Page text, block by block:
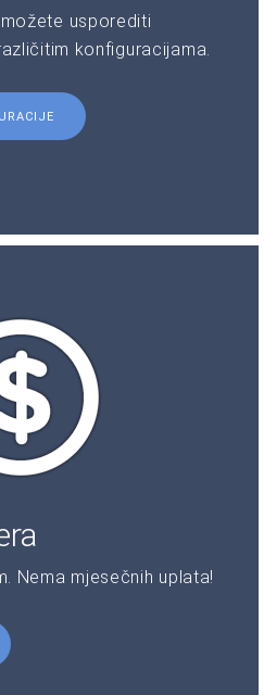
usporediti
konfiguracijama.
Nema mjesečnih uplata!